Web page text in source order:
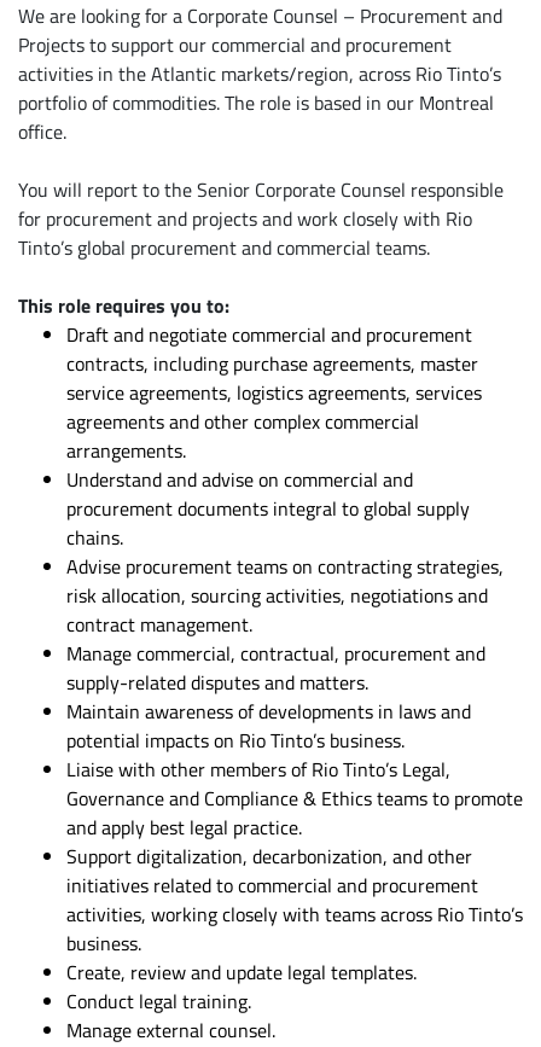
We are looking for a Corporate Counsel – Procurement and
Projects to support our commercial and procurement
activities in the Atlantic markets/region, across Rio Tinto’s
portfolio of commodities. The role is based in our Montreal
office.
You will report to the Senior Corporate Counsel responsible
for procurement and projects and work closely with Rio
Tinto’s global procurement and commercial teams.
This role requires you to:
Draft and negotiate commercial and procurement
contracts, including purchase agreements, master
service agreements, logistics agreements, services
agreements and other complex commercial
arrangements.
Understand and advise on commercial and
procurement documents integral to global supply
chains.
Advise procurement teams on contracting strategies,
risk allocation, sourcing activities, negotiations and
contract management.
Manage commercial, contractual, procurement and
supply-related disputes and matters.
Maintain awareness of developments in laws and
potential impacts on Rio Tinto’s business.
Liaise with other members of Rio Tinto’s Legal,
Governance and Compliance & Ethics teams to promote
and apply best legal practice.
Support digitalization, decarbonization, and other
initiatives related to commercial and procurement
activities, working closely with teams across Rio Tinto’s
business.
Create, review and update legal templates.
Conduct legal training.
Manage external counsel.